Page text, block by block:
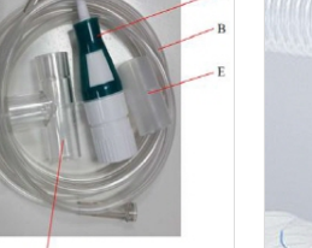
Face Mask
high Flow Ear